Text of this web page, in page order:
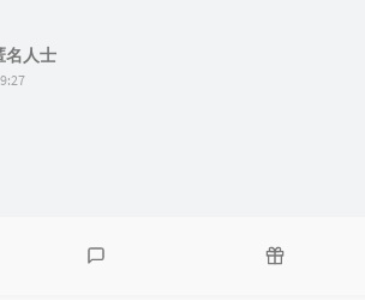
名人士